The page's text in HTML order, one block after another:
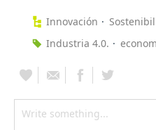
Innovación
Industria 4.0.